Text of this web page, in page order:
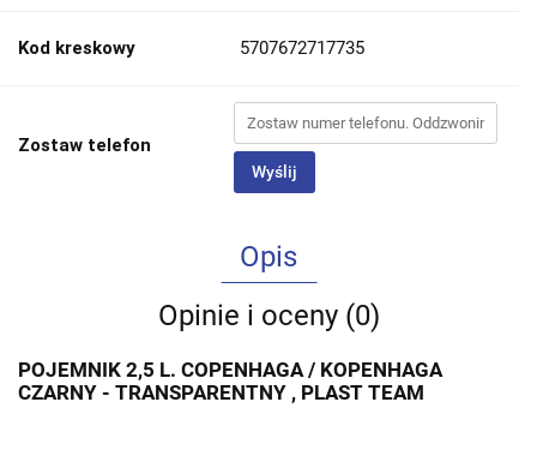
Kod kreskowy 5707672717735
Zostaw telefon
Wyślij
Opis
Opinie i oceny (0)
POJEMNIK 2,5 L. COPENHAGA / KOPENHAGA
CZARNY - TRANSPARENTNY , PLAST TEAM